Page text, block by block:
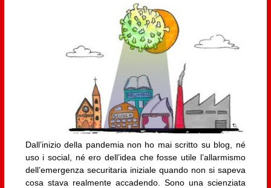
Dall’inizio della pandemia non ho mai scritto su blog, né
uso i social, né ero dell’idea che fosse utile l’allarmismo
dell’emergenza securitaria iniziale quando non si sapeva
cosa stava realmente accadendo. Sono una scienziata